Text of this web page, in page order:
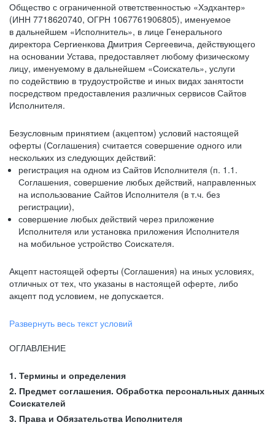
Общество с ограниченной ответственностью «Хэдхантер»
(ИНН 7718620740, ОГРН 1067761906805), именуемое
в дальнейшем «Исполнитель», в лице Генерального
директора Сергиенкова Дмитрия Сергеевича, действующего
на основании Устава, предоставляет любому физическому
лицу, именуемому в дальнейшем «Соискатель», услуги
по содействию в трудоустройстве и иных видах занятости
посредством предоставления различных сервисов Сайтов
Исполнителя.
Безусловным принятием (акцептом) условий настоящей
оферты (Соглашения) считается совершение одного или
нескольких из следующих действий:
регистрация на одном из Сайтов Исполнителя (п. 1.1.
Соглашения, совершение любых действий, направленных
на использование Сайтов Исполнителя (в т.ч. без
регистрации),
совершение любых действий через приложение
Исполнителя или установка приложения Исполнителя
на мобильное устройство Соискателя.
Акцепт настоящей оферты (Соглашения) на иных условиях,
отличных от тех, что указаны в настоящей оферте, либо
акцепт под условием, не допускается.
Развернуть весь текст условий
ОГЛАВЛЕНИЕ
1. Термины и определения
2. Предмет соглашения. Обработка персональных данных
Соискателей
3. Права и Обязательства Исполнителя